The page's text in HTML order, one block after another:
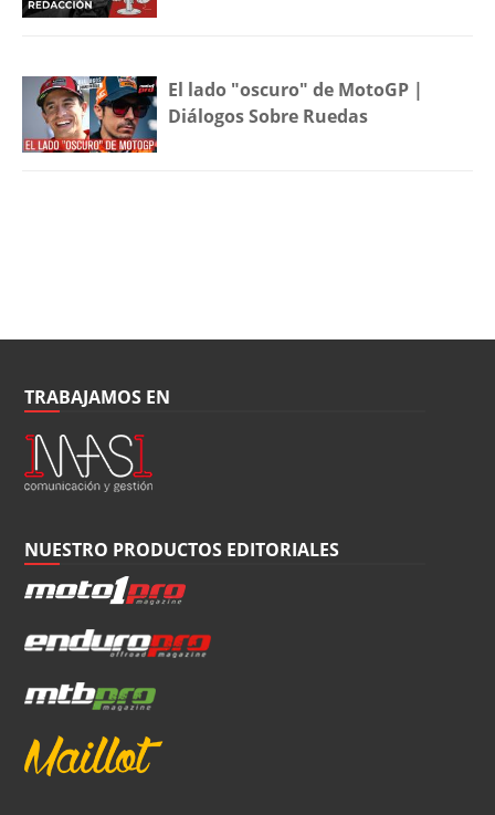
El lado "oscuro" de MotoGP |
Diálogos Sobre Ruedas
TRABAJAMOS EN
NUESTRO PRODUCTOS EDITORIALES